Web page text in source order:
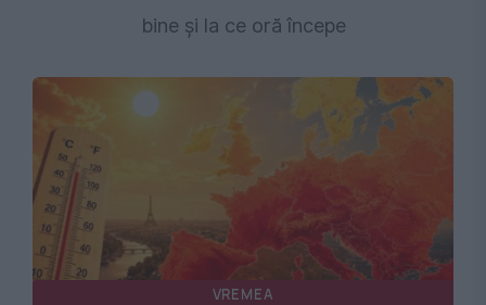
bine și la ce oră începe
VREMEA